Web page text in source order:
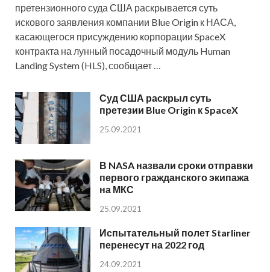
претензионного суда США раскрывается суть
искового заявления компании Blue Origin к НАСА,
касающегося присуждению корпорации SpaceX
контракта на лунный посадочный модуль Human
Landing System (HLS), сообщает …
Суд США раскрыл суть
претезии Blue Origin к SpaceX
25.09.2021
В NASA назвали сроки отправки
первого гражданского экипажа
на МКС
25.09.2021
Испытательный полет Starliner
перенесут на 2022 год
24.09.2021